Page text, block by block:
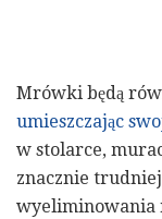
Mrówki będą
umieszczając
w stolarce,
znacznie
wyeliminowania